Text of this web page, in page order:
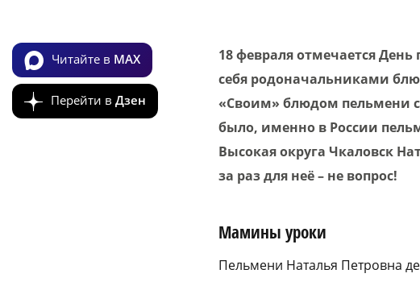
Читайте в MAX
Перейти в Дзен
18 февраля отмечается
себя родоначальниками
«Своим» блюдом пельмени
было, именно в России
Высокая округа Чкаловск
за раз для неё – не вопрос!
Мамины уроки
Пельмени Наталья Петровна